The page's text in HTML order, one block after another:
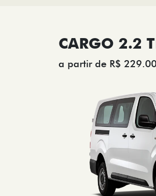
CARGO 2.2
a partir de R$